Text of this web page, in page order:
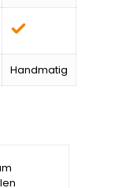
Handmatig